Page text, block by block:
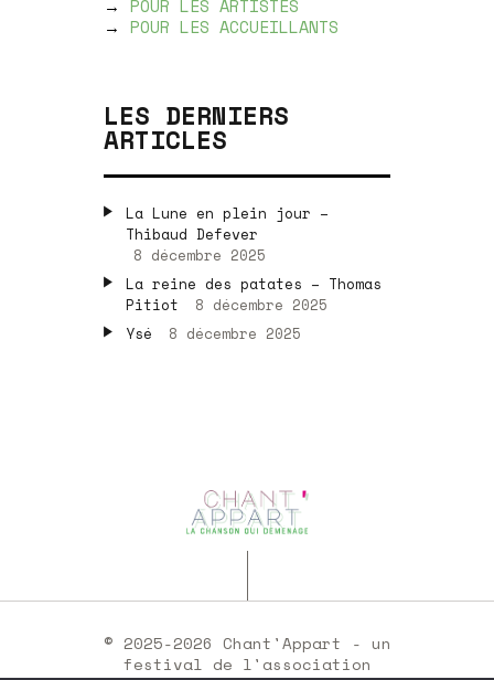
→ POUR LES ARTISTES
→ POUR LES ACCUEILLANTS
LES DERNIERS
ARTICLES
La Lune en plein jour –
Thibaud Defever
8 décembre 2025
La reine des patates – Thomas
Pitiot
8 décembre 2025
Ysé
8 décembre 2025
© 2025-2026 Chant'Appart - un
festival de l'association